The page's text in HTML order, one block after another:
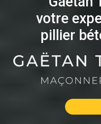
votre
pillier